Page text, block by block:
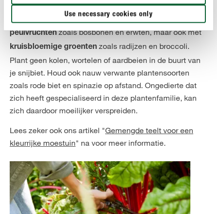
Use necessary cookies only
De juiste buren
Voor een gemengde teelt kan je snijbiet combineren met
peulvruchten zoals bosbonen en erwten, maar ook met
kruisbloemige groenten zoals radijzen en broccoli.
Plant geen kolen, wortelen of aardbeien in de buurt van
je snijbiet. Houd ook nauw verwante plantensoorten
zoals rode biet en spinazie op afstand. Ongedierte dat
zich heeft gespecialiseerd in deze plantenfamilie, kan
zich daardoor moeilijker verspreiden.
Lees zeker ook ons artikel "Gemengde teelt voor een
kleurrijke moestuin" na voor meer informatie.